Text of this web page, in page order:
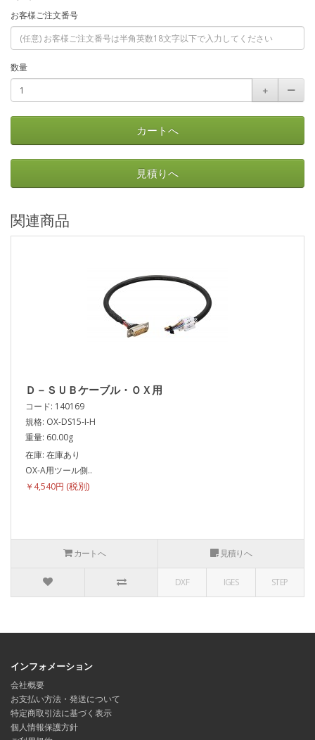
お客様ご注文番号
数量
＋
ー
カートへ
見積りへ
関連商品
Ｄ－ＳＵＢケーブル・ＯＸ用
コード: 140169
規格: OX-DS15-I-H
重量: 60.00g
在庫: 在庫あり
OX-A用ツール側..
￥4,540円
カートへ 見積りへ
DXF IGES STEP
インフォメーション
会社概要
お支払い方法・発送について
特定商取引法に基づく表示
個人情報保護方針